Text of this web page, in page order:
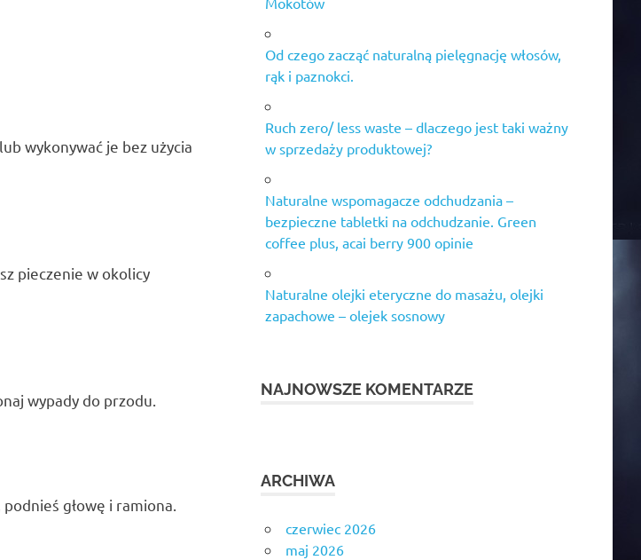
wykonywać je bez użycia
pieczenie w okolicy
wypady do przodu.
głowę i ramiona.
Od czego zacząć naturalną pielęgnację włosów,
rąk i paznokci.
Ruch zero/ less waste – dlaczego jest taki ważny
w sprzedaży produktowej?
Naturalne wspomagacze odchudzania –
bezpieczne tabletki na odchudzanie. Green
coffee plus, acai berry 900 opinie
Naturalne olejki eteryczne do masażu, olejki
zapachowe – olejek sosnowy
NAJNOWSZE KOMENTARZE
ARCHIWA
czerwiec 2026
maj 2026